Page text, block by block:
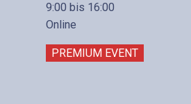
9:00 bis 16:00
Online
PREMIUM EVENT